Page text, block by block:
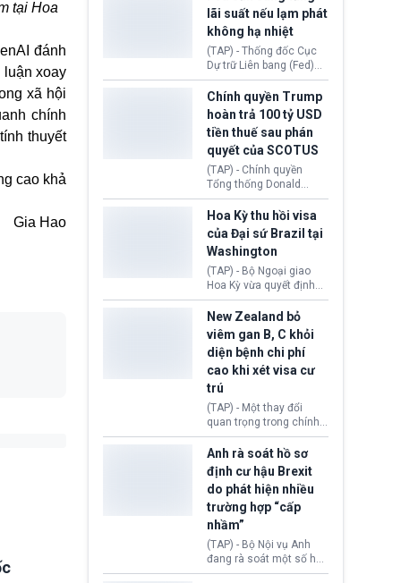
tại Hoa
đánh
xoay
xã hội
chính
thuyết
cao khả
Gia Hao
Morocco.
hiến tạng Network for
Hope (bang Kentucky).
Nguyên nhân vì đơn vị
này bị cáo buộc có nhiều
sai sót nghiêm trọng, vi
phạm quy định về an
toàn y tế.
lãi suất nếu lạm phát
không hạ nhiệt
(TAP) - Thống đốc Cục
Dự trữ Liên bang (Fed)
Lisa Cook nói sẽ ủng hộ
tăng lãi suất nếu lạm
phát ở Hoa Kỳ không tiếp
tục giảm trong thời gian
tới.
Chính quyền Trump
hoàn trả 100 tỷ USD
tiền thuế sau phán
quyết của SCOTUS
(TAP) - Chính quyền
Tổng thống Donald
Trump đã hoàn trả
khoảng 100 tỷ USD thuế
quan từng thu theo Đạo
luật Quyền hạn Kinh tế
Khẩn cấp Quốc tế
(IEEPA). Động thái này
diễn ra sau phán quyết
hồi tháng 2 bởi Tòa án
Tối cao Hoa Kỳ
(SCOTUS) khi tuyên bố,
việc áp thuế diện rộng là
hoàn toàn bất hợp pháp.
Hoa Kỳ thu hồi visa
của Đại sứ Brazil tại
Washington
(TAP) - Bộ Ngoại giao
Hoa Kỳ vừa quyết định
thu hồi thị thực (visa)
của bà Maria Luiza
Ribeiro Viotti - Đại sứ
Brazil tại Washington.
Động thái trên diễn ra
trong bối cảnh tranh
chấp ngoại giao giữa
chính quyền Tổng thống
Donald Trump và chính
phủ cánh tả Tổng thống
da Silva đang leo thang
gay gắt.
New Zealand bỏ
viêm gan B, C khỏi
diện bệnh chi phí
cao khi xét visa cư
trú
(TAP) - Một thay đổi
quan trọng trong chính
sách nhập cư của New
Zealand đang mở ra
thêm cơ hội cho nhiều
người muốn định cư. Từ
nay, người mắc viêm
gan B hoặc viêm gan C
sẽ không còn bị mặc
định không đáp ứng tiêu
chuẩn sức khỏe chỉ vì
chi phí điều trị khi nộp hồ
Anh rà soát hồ sơ
định cư hậu Brexit
do phát hiện nhiều
trường hợp “cấp
nhầm”
(TAP) - Bộ Nội vụ Anh
đang rà soát một số hồ
sơ thuộc Chương trình